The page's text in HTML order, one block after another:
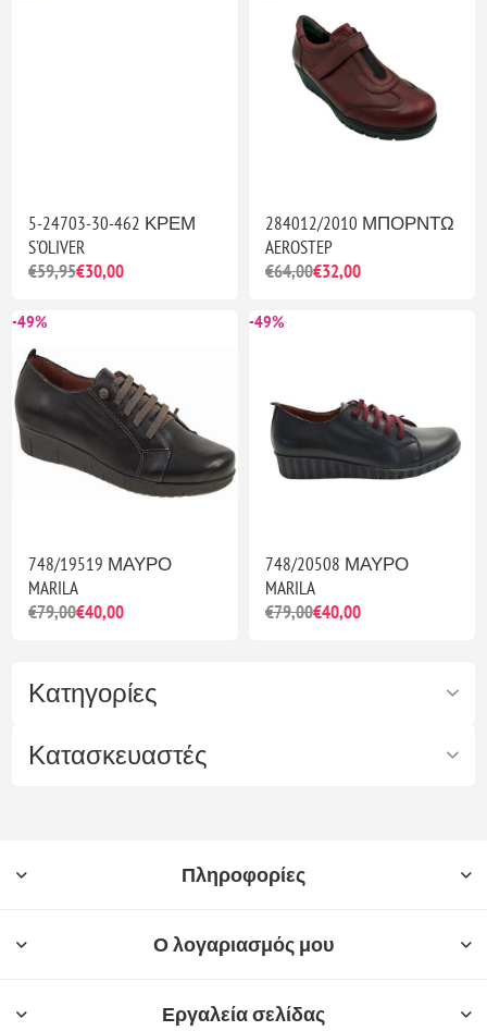
Κατηγορίες
Κατασκευαστές
5-24703-30-462 ΚΡΕΜ
S'OLIVER
€59,95€30,00
284012/2010 ΜΠΟΡΝΤΩ
AEROSTEP
€64,00€32,00
-49%
748/19519 ΜΑΥΡΟ
MARILA
€79,00€40,00
-49%
748/20508 ΜΑΥΡΟ
MARILA
€79,00€40,00
Πληροφορίες
Ο λογαριασμός μου
Εργαλεία σελίδας